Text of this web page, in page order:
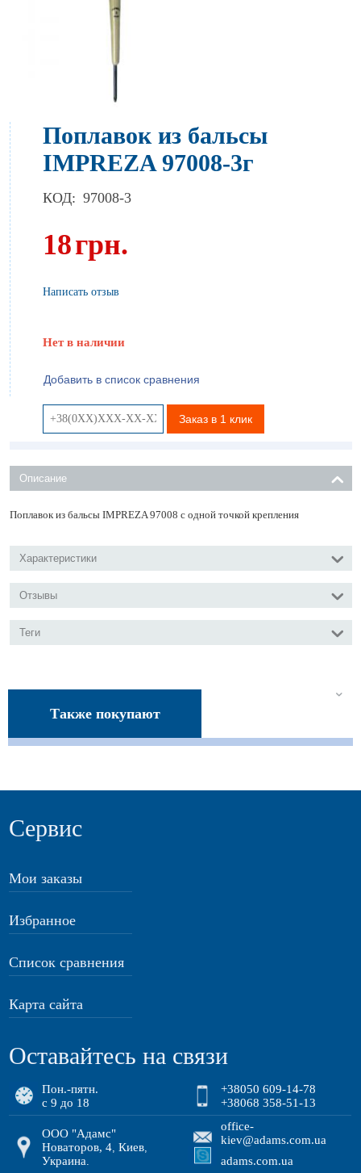
Поплавок из бальсы
IMPREZA 97008-3г
КОД: 97008-3
18грн.
Написать отзыв
Нет в наличии
Добавить в список сравнения
Заказ в 1 клик
Описание
Поплавок из бальсы IMPREZA 97008 с одной точкой крепления
Характеристики
Отзывы
Теги
Также покупают
Сервис
Мои заказы
Избранное
Список сравнения
Карта сайта
Оставайтесь на связи
Пон.-пятн.
с 9 до 18
+38050 609-14-78
+38068 358-51-13
ООО "Адамс"
Новаторов, 4 ,Киев
Украина
office-
kiev@adams.com.ua
adams.com.ua